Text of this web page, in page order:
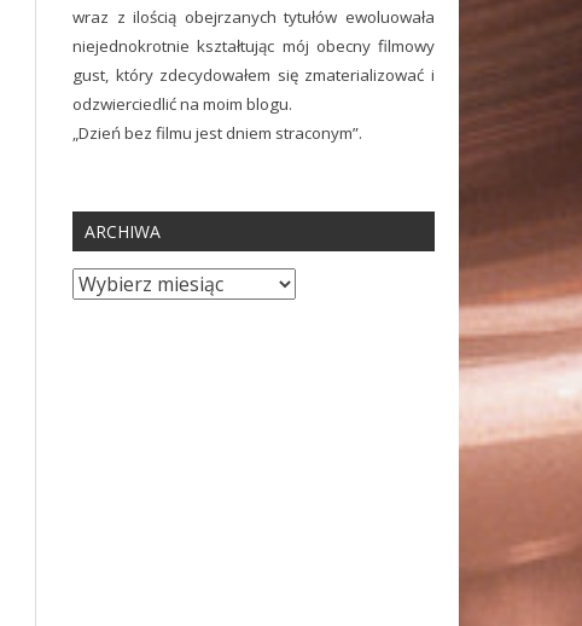
wraz z ilością obejrzanych tytułów ewoluowała
niejednokrotnie kształtując mój obecny filmowy
gust, który zdecydowałem się zmaterializować i
odzwierciedlić na moim blogu.
„Dzień bez filmu jest dniem straconym”.
ARCHIWA